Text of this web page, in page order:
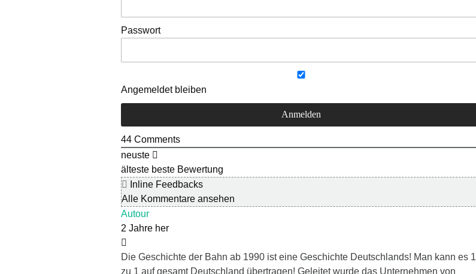
Passwort
Angemeldet bleiben
44 Comments
neuste
älteste beste Bewertung
Inline Feedbacks
Alle Kommentare ansehen
Autour
2 Jahre her
Die Geschichte der Bahn ab 1990 ist eine Geschichte Deutschlands! Man kann es 1
zu 1 auf gesamt Deutschland übertragen! Geleitet wurde das Unternehmen von